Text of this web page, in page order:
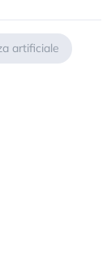
artificiale